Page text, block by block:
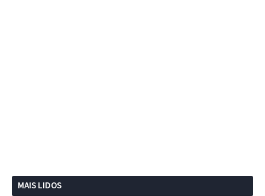
MAIS LIDOS